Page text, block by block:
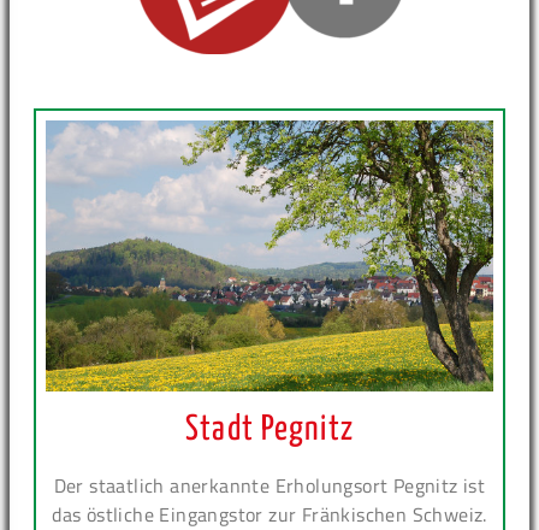
Stadt Pegnitz
Der staatlich anerkannte Erholungsort Pegnitz ist
das östliche Eingangstor zur Fränkischen Schweiz.